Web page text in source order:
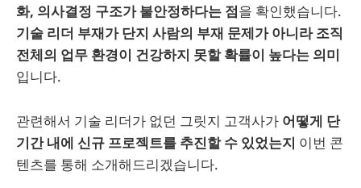
화, 의사결정 구조가 불안정하다는 점을 확인했습니다.
기술 리더 부재가 단지 사람의 부재 문제가 아니라 조직
전체의 업무 환경이 건강하지 못할 확률이 높다는 의미
입니다.
관련해서 기술 리더가 없던 그릿지 고객사가 어떻게 단
기간 내에 신규 프로젝트를 추진할 수 있었는지 이번 콘
텐츠를 통해 소개해드리겠습니다.